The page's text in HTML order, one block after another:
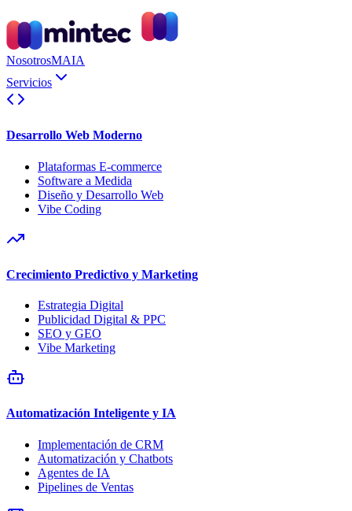
NosotrosMAIA
Servicios
Desarrollo Web Moderno
Plataformas E-commerce
Software a Medida
Diseño y Desarrollo Web
Vibe Coding
Crecimiento Predictivo y Marketing
Estrategia Digital
Publicidad Digital & PPC
SEO y GEO
Vibe Marketing
Automatización Inteligente y IA
Implementación de CRM
Automatización y Chatbots
Agentes de IA
Pipelines de Ventas